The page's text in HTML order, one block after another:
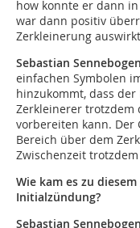
how konnte er dann
war dann positiv
Zerkleinerung
Sebastian
einfachen Symbolen
hinzukommt, dass
Zerkleinerer trotzdem
vorbereiten kann.
Bereich über dem
Zwischenzeit
Wie kam es zu
Initialzündung?
Sebastian